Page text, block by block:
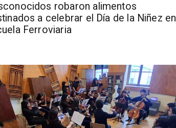
robaron alimentos
a celebrar el Día de la Niñez en
Ferroviaria